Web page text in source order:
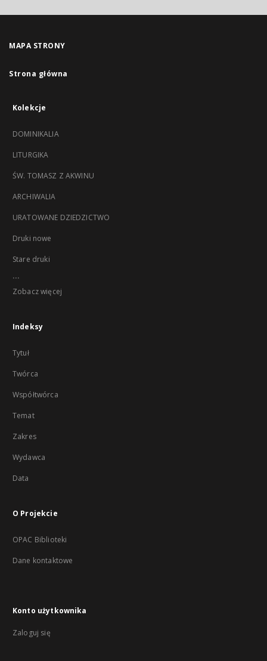
MAPA STRONY
Strona główna
Kolekcje
DOMINIKALIA
LITURGIKA
ŚW. TOMASZ Z AKWINU
ARCHIWALIA
URATOWANE DZIEDZICTWO
Druki nowe
Stare druki
...
Zobacz więcej
Indeksy
Tytuł
Twórca
Współtwórca
Temat
Zakres
Wydawca
Data
O Projekcie
OPAC Biblioteki
Dane kontaktowe
Konto użytkownika
Zaloguj się